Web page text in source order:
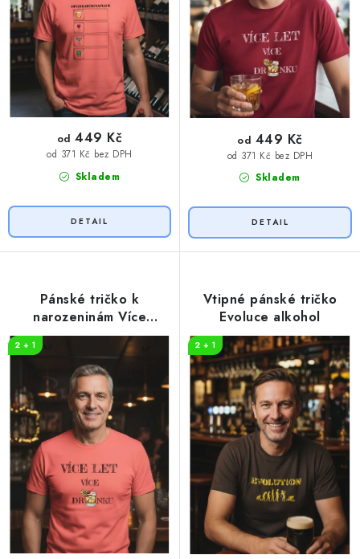
Skladem
od 371 Kč bez DPH
od 449 Kč
Skladem
od 371 Kč bez DPH
od 449 Kč
Pánské tričko k
narozeninám Více
DRINKU
2 + 1
Vtipné pánské tričko
Evoluce alkohol
2 + 1